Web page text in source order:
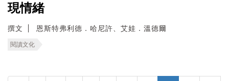
現情緒
撰文 恩斯特弗利德．哈尼許、艾娃．溫德爾
閱讀文化